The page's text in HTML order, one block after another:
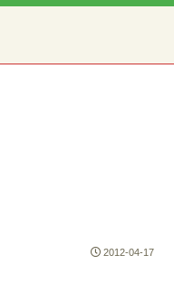
2012-04-17